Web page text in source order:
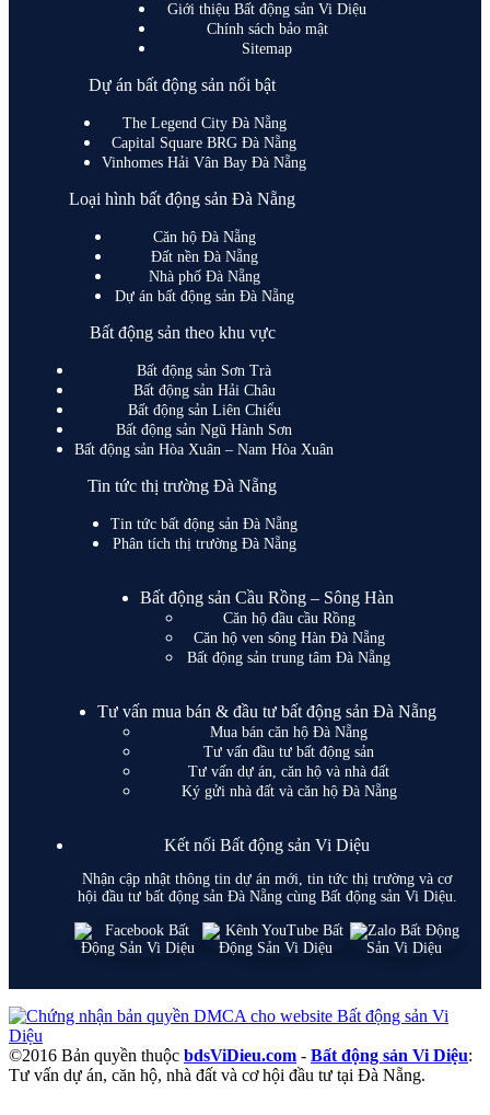
Giới thiệu Bất động sản Vi Diệu
Chính sách bảo mật
Sitemap
Dự án bất động sản nổi bật
The Legend City Đà Nẵng
Capital Square BRG Đà Nẵng
Vinhomes Hải Vân Bay Đà Nẵng
Loại hình bất động sản Đà Nẵng
Căn hộ Đà Nẵng
Đất nền Đà Nẵng
Nhà phố Đà Nẵng
Dự án bất động sản Đà Nẵng
Bất động sản theo khu vực
Bất động sản Sơn Trà
Bất động sản Hải Châu
Bất động sản Liên Chiểu
Bất động sản Ngũ Hành Sơn
Bất động sản Hòa Xuân – Nam Hòa Xuân
Tin tức thị trường Đà Nẵng
Tin tức bất động sản Đà Nẵng
Phân tích thị trường Đà Nẵng
Bất động sản Cầu Rồng – Sông Hàn
Căn hộ đầu cầu Rồng
Căn hộ ven sông Hàn Đà Nẵng
Bất động sản trung tâm Đà Nẵng
Tư vấn mua bán & đầu tư bất động sản Đà Nẵng
Mua bán căn hộ Đà Nẵng
Tư vấn đầu tư bất động sản
Tư vấn dự án, căn hộ và nhà đất
Ký gửi nhà đất và căn hộ Đà Nẵng
Kết nối Bất động sản Vi Diệu
Nhận cập nhật thông tin dự án mới, tin tức thị trường và cơ
hội đầu tư bất động sản Đà Nẵng cùng Bất động sản Vi Diệu.
©2016 Bản quyền thuộc bdsViDieu.com - Bất động sản Vi Diệu:
Tư vấn dự án, căn hộ, nhà đất và cơ hội đầu tư tại Đà Nẵng.